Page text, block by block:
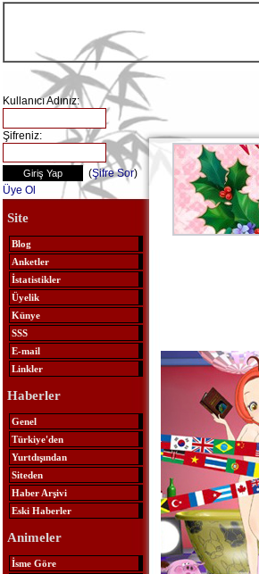
Kullanıcı Adınız:
Şifreniz:
(Şifre Sor)
Üye Ol
Site
Blog
Anketler
İstatistikler
Üyelik
Künye
SSS
E-mail
Linkler
Haberler
Genel
Türkiye'den
Yurtdışından
Siteden
Haber Arşivi
Eski Haberler
Animeler
İsme Göre